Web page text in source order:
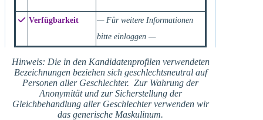
Verfügbarkeit
— Für weitere Informationen
bitte einloggen —
Hinweis: Die in den Kandidatenprofilen verwendeten
Bezeichnungen beziehen sich geschlechtsneutral auf
Personen aller Geschlechter. Zur Wahrung der
Anonymität und zur Sicherstellung der
Gleichbehandlung aller Geschlechter verwenden wir
das generische Maskulinum.